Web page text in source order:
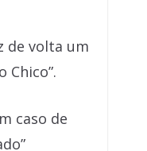
de volta um
Chico”.
caso de